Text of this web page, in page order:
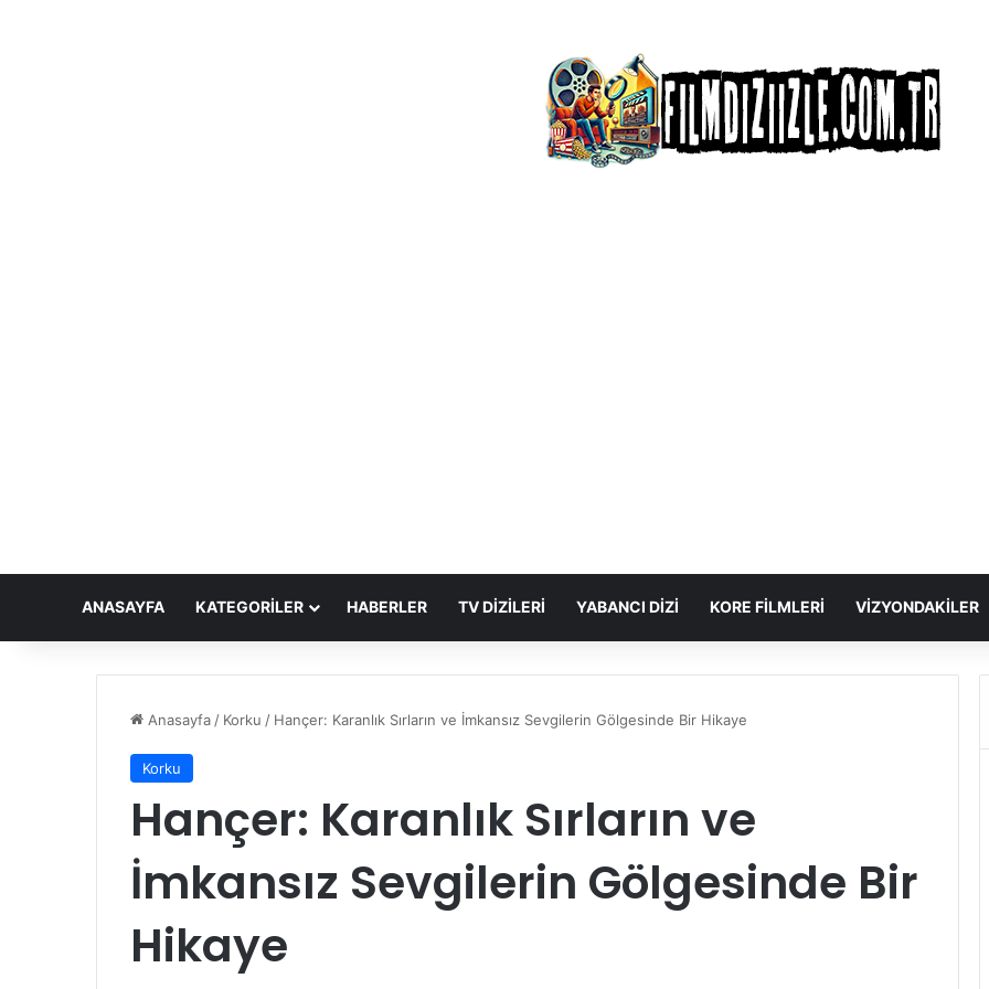
ANASAYFA KATEGORILER HABERLER TV DIZILERI YABANCI DIZI KORE FILMLERI VIZYONDAKILER
Anasayfa / Korku / Hançer: Karanlık Sırların ve İmkansız Sevgilerin Gölgesinde Bir Hikaye
Korku
Hançer: Karanlık Sırların ve
İmkansız Sevgilerin Gölgesinde Bir
Hikaye